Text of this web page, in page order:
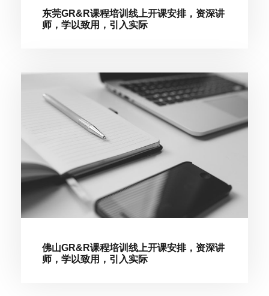
东莞GR&R课程培训线上开课安排，资深讲
师，学以致用，引入实际
佛山GR&R课程培训线上开课安排，资深讲
师，学以致用，引入实际